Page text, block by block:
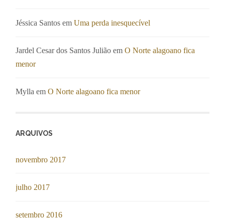
Jéssica Santos emUma perda inesquecível
Jardel Cesar dos Santos Julião emO Norte alagoano fica
menor
Mylla emO Norte alagoano fica menor
ARQUIVOS
novembro 2017
julho 2017
setembro 2016